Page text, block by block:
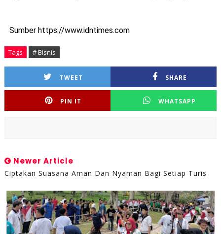
Sumber https://www.idntimes.com
Tags # Bisnis
TWEET SHARE
PIN IT WHATSAPP
Newer Article
Ciptakan Suasana Aman Dan Nyaman Bagi Setiap Turis